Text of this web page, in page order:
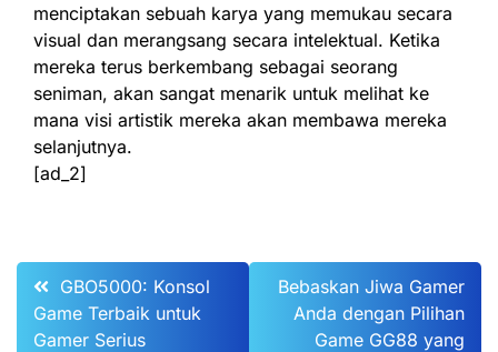
menciptakan sebuah karya yang memukau secara
visual dan merangsang secara intelektual. Ketika
mereka terus berkembang sebagai seorang
seniman, akan sangat menarik untuk melihat ke
mana visi artistik mereka akan membawa mereka
selanjutnya.
[ad_2]
Post
navigation
GBO5000: Konsol
Game Terbaik untuk
Gamer Serius
Bebaskan Jiwa Gamer
Anda dengan Pilihan
Game GG88 yang